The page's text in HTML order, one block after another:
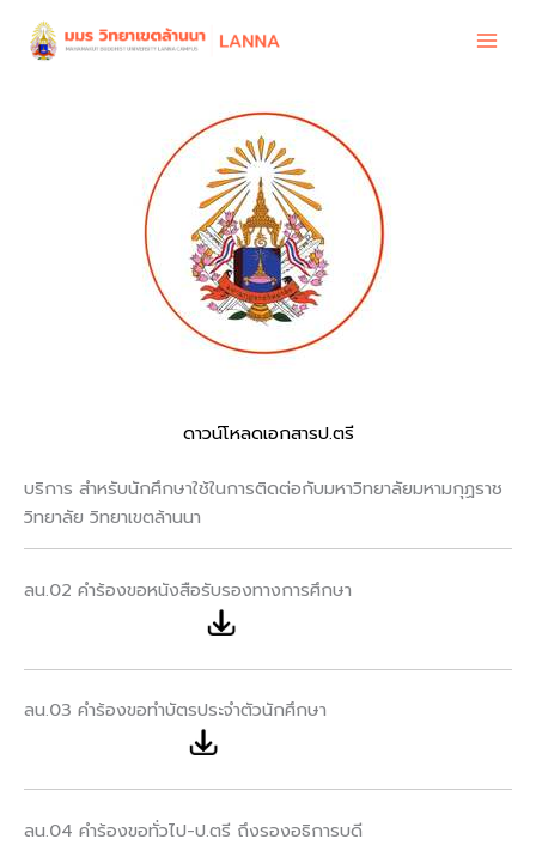
ดาวน์โหลดเอกสารป.ตรี
บริการ สำหรับนักศึกษาใช้ในการติดต่อกับมหาวิทยาลัยมหามกุฏราช
วิทยาลัย วิทยาเขตล้านนา
ลน.02 คำร้องขอหนังสือรับรองทางการศึกษา
ลน.03 คำร้องขอทำบัตรประจำตัวนักศึกษา
ลน.04 คำร้องขอทั่วไป-ป.ตรี ถึงรองอธิการบดี